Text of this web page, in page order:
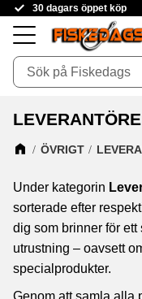
Meny
30 dagars öppet köp
ÖVRIGT
Under kategorin
sorterade efter
dig som brinner för ett
utrustning – oavsett
specialprodukter.